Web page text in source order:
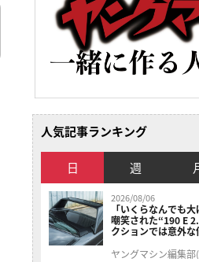
人気記事ランキング
日 週
2026/08/06
「いくらなんでも
嘲笑された“190 E
クションでは意外
ヤングマシン編集部